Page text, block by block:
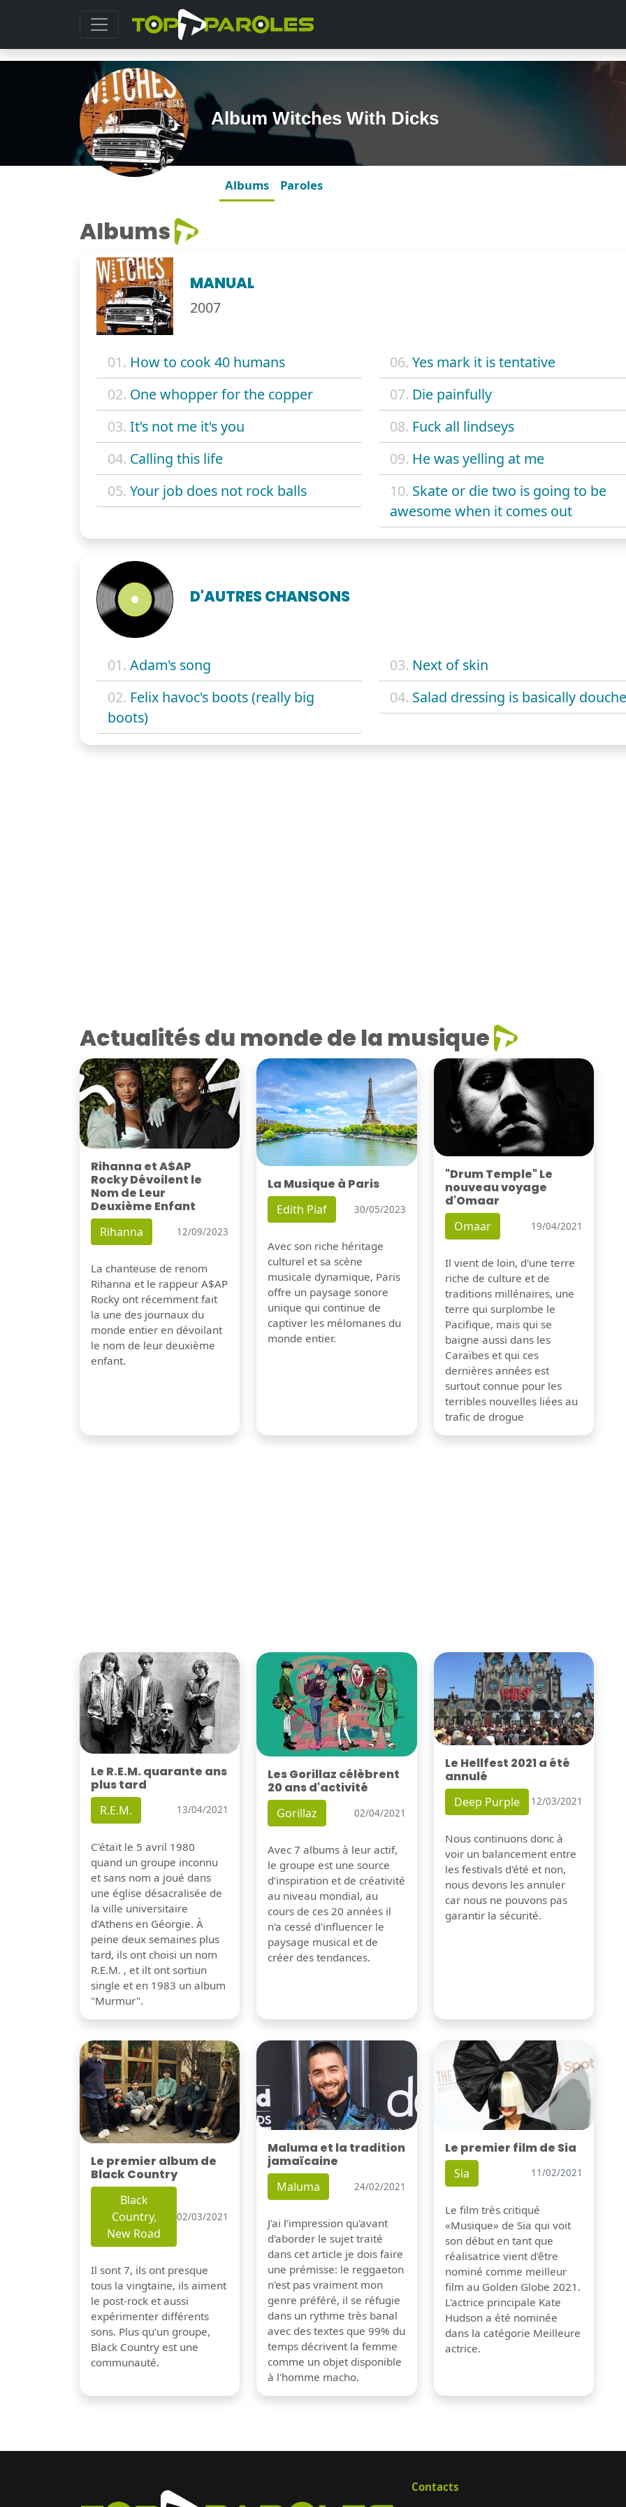
Album Witches With Dicks
Albums Paroles
Albums
MANUAL
2007
01. How to cook 40 humans
02. One whopper for the copper
03. It's not me it's you
04. Calling this life
05. Your job does not rock balls
06. Yes mark it is tentative
07. Die painfully
08. Fuck all lindseys
09. He was yelling at me
10. Skate or die two is going to be
awesome when it comes out
D'AUTRES CHANSONS
01. Adam's song
02. Felix havoc's boots (really big
boots)
03. Next of skin
04. Salad dressing is basically douche
Actualités du monde de la musique
Rihanna et A$AP
Rocky Dévoilent le
Nom de Leur
Deuxième Enfant
Rihanna 12/09/2023
La chanteuse de renom
Rihanna et le rappeur A$AP
Rocky ont récemment fait
la une des journaux du
monde entier en dévoilant
le nom de leur deuxième
enfant.
La Musique à Paris
Edith Piaf 30/05/2023
Avec son riche héritage
culturel et sa scène
musicale dynamique, Paris
offre un paysage sonore
unique qui continue de
captiver les mélomanes du
monde entier.
"Drum Temple" Le
nouveau voyage
d'Omaar
Omaar 19/04/2021
Il vient de loin, d'une terre
riche de culture et de
traditions millénaires, une
terre qui surplombe le
Pacifique, mais qui se
baigne aussi dans les
Caraïbes et qui ces
dernières années est
surtout connue pour les
terribles nouvelles liées au
trafic de drogue
Le R.E.M. quarante ans
plus tard
R.E.M. 13/04/2021
C'était le 5 avril 1980
quand un groupe inconnu
et sans nom a joué dans
une église désacralisée de
la ville universitaire
d'Athens en Géorgie. À
peine deux semaines plus
tard, ils ont choisi un nom
R.E.M. , et ilt ont sortiun
single et en 1983 un album
"Murmur".
Les Gorillaz célèbrent
20 ans d'activité
Gorillaz 02/04/2021
Avec 7 albums à leur actif,
le groupe est une source
d'inspiration et de créativité
au niveau mondial, au
cours de ces 20 années il
n'a cessé d'influencer le
paysage musical et de
créer des tendances.
Le Hellfest 2021 a été
annulé
Deep Purple 12/03/2021
Nous continuons donc à
voir un balancement entre
les festivals d'été et non,
nous devons les annuler
car nous ne pouvons pas
garantir la sécurité.
Le premier album de
Black Country
Black
Country,
New Road
02/03/2021
Il sont 7, ils ont presque
tous la vingtaine, ils aiment
le post-rock et aussi
expérimenter différents
sons. Plus qu'un groupe,
Black Country est une
communauté.
Maluma et la tradition
jamaïcaine
Maluma 24/02/2021
J'ai l'impression qu'avant
d'aborder le sujet traité
dans cet article je dois faire
une prémisse: le reggaeton
n'est pas vraiment mon
genre préféré, il se réfugie
dans un rythme très banal
avec des textes que 99% du
temps décrivent la femme
comme un objet disponible
à l'homme macho.
Le premier film de Sia
Sia 11/02/2021
Le film très critiqué
«Musique» de Sia qui voit
son début en tant que
réalisatrice vient d'être
nominé comme meilleur
film au Golden Globe 2021.
L'actrice principale Kate
Hudson a été nominée
dans la catégorie Meilleure
actrice.
Contacts